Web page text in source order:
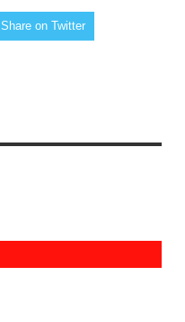
Share on Twitter